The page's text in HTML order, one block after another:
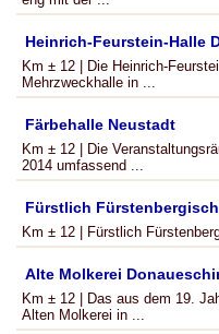
Heinrich-Feurstein-Halle
Km ± 12 | Die Heinrich-
Mehrzweckhalle in ...
Färbehalle Neustadt
Km ± 12 | Die
2014 umfassend ...
Fürstlich
Km ± 12 | Fürstlich
Alte Molkerei
Km ± 12 | Das aus dem 19.
Alten Molkerei in ...